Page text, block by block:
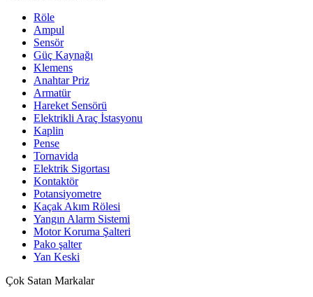
Röle
Ampul
Sensör
Güç Kaynağı
Klemens
Anahtar Priz
Armatür
Hareket Sensörü
Elektrikli Araç İstasyonu
Kaplin
Pense
Tornavida
Elektrik Sigortası
Kontaktör
Potansiyometre
Kaçak Akım Rölesi
Yangın Alarm Sistemi
Motor Koruma Şalteri
Pako şalter
Yan Keski
Çok Satan Markalar